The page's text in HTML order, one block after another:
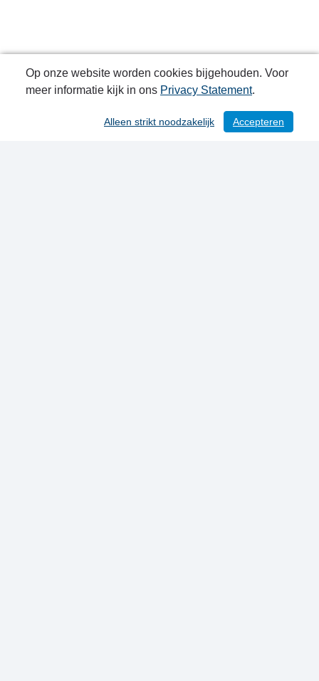
/ 113
Op onze website worden cookies bijgehouden. Voor
meer informatie kijk in ons Privacy Statement.
Accepteren
Alleen strikt noodzakelijk